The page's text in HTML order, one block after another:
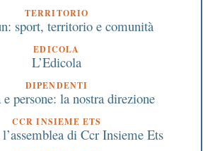
TERRITORIO
sport, territorio e comunità
EDICOLA
L’Edicola
DIPENDENTI
e persone: la nostra direzione
CCR INSIEME ETS
di Ccr Insieme Ets